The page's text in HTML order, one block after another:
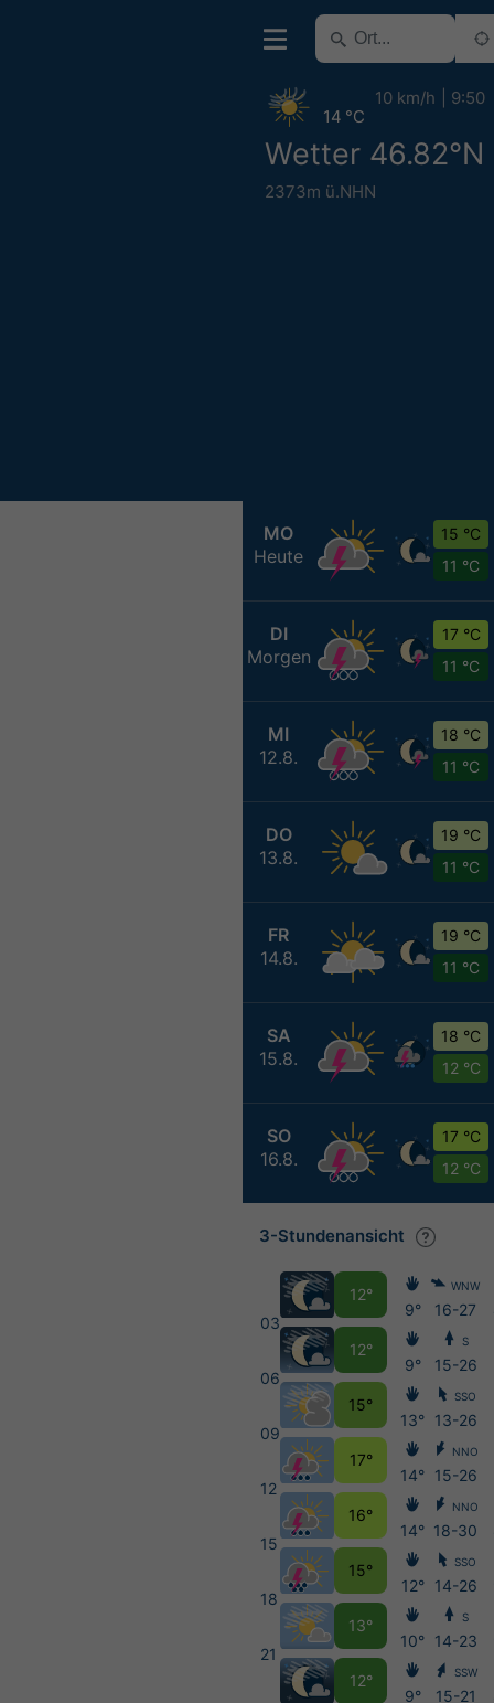
Wetter 46.82°N
2373m ü.NHN
14 °C
10 km/h 9:50
MO
Heute
15 °C
11 °C
DI
Morgen
17 °C
11 °C
MI
12.8.
18 °C
11 °C
DO
13.8.
19 °C
11 °C
FR
14.8.
19 °C
11 °C
SA
15.8.
18 °C
12 °C
SO
16.8.
17 °C
12 °C
3-Stundenansicht
03
06
09
12
15
18
21
12°
12°
15°
17°
16°
15°
13°
12°
9°
9°
13°
14°
14°
12°
10°
9°
WNW
16-27
S
15-26
SSO
13-26
NNO
15-26
NNO
18-30
SSO
14-26
S
14-23
SSW
15-21